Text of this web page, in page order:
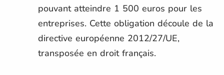
pouvant atteindre 1 500 euros pour les
entreprises. Cette obligation découle de la
directive européenne 2012/27/UE,
transposée en droit français.